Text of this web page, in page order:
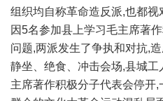
组织均自称革命造反派,也都视
因5名参加县上学习毛主席著
问题,两派发生了争执和对抗,
静坐、绝食、冲击会场,县城
主席著作积极分子代表会停开,